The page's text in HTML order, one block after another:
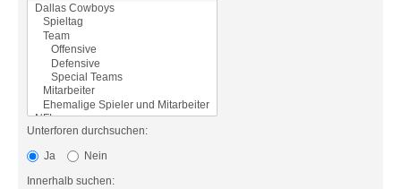
Unterforen durchsuchen:
Ja
Nein
Innerhalb suchen: